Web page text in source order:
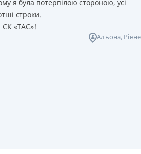
я була потерпілою стороною, усі
строки.
СК «ТАС»!
Альона, Рівне